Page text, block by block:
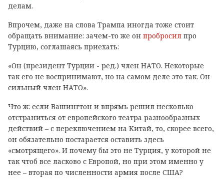
делам.
Впрочем, даже на слова Трампа иногда тоже стоит
обращать внимание: зачем-то же он пробросил про
Турцию, соглашаясь приехать:
«Он (президент Турции - ред.) член НАТО. Некоторые
так его не воспринимают, но на самом деле это так. Он
сильный член НАТО».
Что ж: если Вашингтон и впрямь решил несколько
отстраниться от европейского театра разнообразных
действий – с переключением на Китай, то, скорее всего,
он обязательно постарается оставить здесь
«смотрящего». И почему бы это не Турция, у которой не
так чтоб все ласково с Европой, но при этом именно у
нее – вторая по численности армия после США?